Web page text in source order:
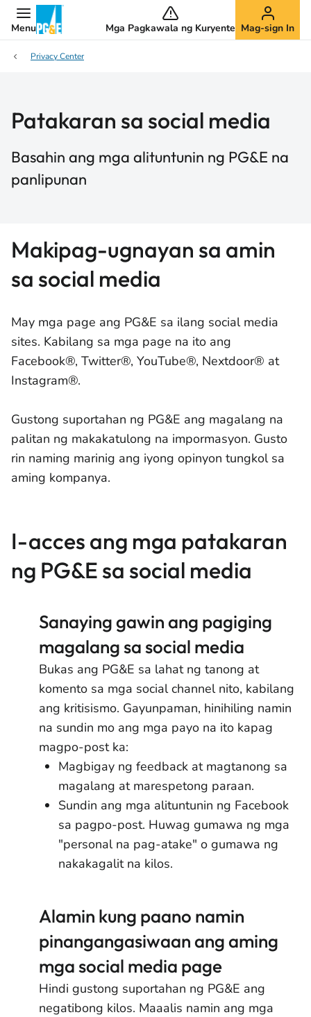
Menu Mga Pagkawala ng Kuryente Mag-sign In
Privacy Center
Patakaran sa social media
Basahin ang mga alituntunin ng PG&E na
panlipunan
Makipag-ugnayan sa amin
sa social media
May mga page ang PG&E sa ilang social media
sites. Kabilang sa mga page na ito ang
Facebook®, Twitter®, YouTube®, Nextdoor® at
Instagram®.
Gustong suportahan ng PG&E ang magalang na
palitan ng makakatulong na impormasyon. Gusto
rin naming marinig ang iyong opinyon tungkol sa
aming kompanya.
I-acces ang mga patakaran
ng PG&E sa social media
Sanaying gawin ang pagiging
magalang sa social media
Bukas ang PG&E sa lahat ng tanong at
komento sa mga social channel nito, kabilang
ang kritisismo. Gayunpaman, hinihiling namin
na sundin mo ang mga payo na ito kapag
magpo-post ka:
Magbigay ng feedback at magtanong sa
magalang at marespetong paraan.
Sundin ang mga alituntunin ng Facebook
sa pagpo-post. Huwag gumawa ng mga
"personal na pag-atake" o gumawa ng
nakakagalit na kilos.
Alamin kung paano namin
pinangangasiwaan ang aming
mga social media page
Hindi gustong suportahan ng PG&E ang
negatibong kilos. Maaalis namin ang mga